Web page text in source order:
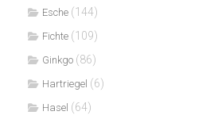
Esche (144)
Fichte (109)
Ginkgo (86)
Hartriegel (6)
Hasel (64)